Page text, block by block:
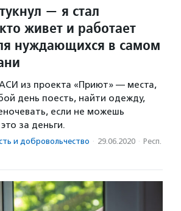
— я стал
живет и работает
нуждающихся в самом
из проекта «Приют» — места,
день поесть, найти одежду,
если не можешь
за деньги.
и доброволь­чест­во · 29.06.2020 · Респ.